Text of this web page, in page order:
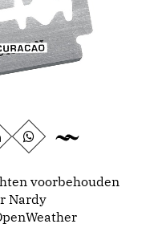
voorbehouden
Nardy